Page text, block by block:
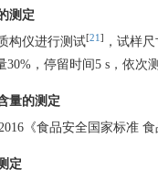
测定
构仪进行测试[21 ]
，试样
30%，停留时间5 s，依
量的测定
《食品安全国家标准
定